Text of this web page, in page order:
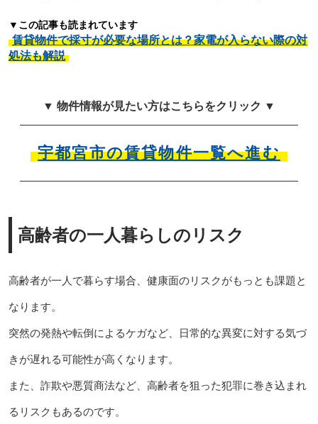
▼この記事も読まれています
賃貸物件で採寸が必要な場所とは？家電が入らない際の対
処法も解説
▼ 物件情報が見たい方はこちらをクリック ▼
宇都宮市の賃貸物件一覧へ進む
高齢者の一人暮らしのリスク
高齢者が一人で暮らす場合、健康面のリスクがもっとも課題と
なります。
突然の発熱や転倒によるケガなど、日常的な異変に対する気づ
きが遅れる可能性が高くなります。
また、詐欺や悪質商法など、高齢者を狙った犯罪に巻き込まれ
るリスクもあるのです。